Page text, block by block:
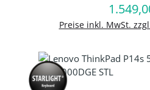
Preise inkl. MwSt.
In den